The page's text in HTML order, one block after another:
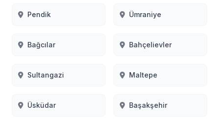
Pendik Ümraniye
Bağcılar Bahçelievler
Sultangazi Maltepe
Üsküdar Başakşehir